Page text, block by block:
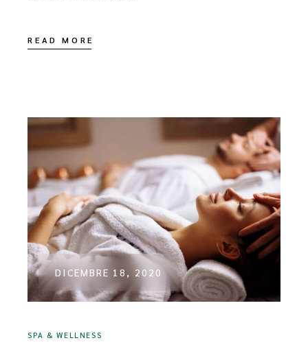
READ MORE
DICEMBRE 18, 2020
SPA & WELLNESS